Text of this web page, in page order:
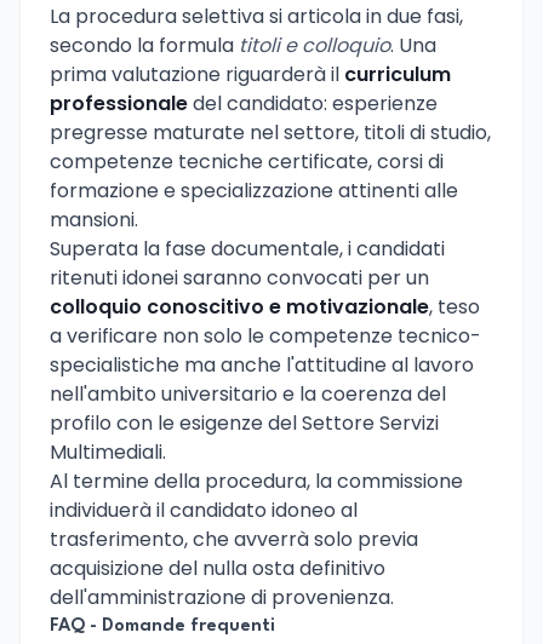
La procedura selettiva si articola in due fasi,
secondo la formula titoli e colloquio. Una
prima valutazione riguarderà il curriculum
professionaledel candidato: esperienze
pregresse maturate nel settore, titoli di studio,
competenze tecniche certificate, corsi di
formazione e specializzazione attinenti alle
mansioni.
Superata la fase documentale, i candidati
ritenuti idonei saranno convocati per un
colloquio conoscitivo e motivazionale, teso
a verificare non solo le competenze tecnico-
specialistiche ma anche l'attitudine al lavoro
nell'ambito universitario e la coerenza del
profilo con le esigenze del Settore Servizi
Multimediali.
Al termine della procedura, la commissione
individuerà il candidato idoneo al
trasferimento, che avverrà solo previa
acquisizione del nulla osta definitivo
dell'amministrazione di provenienza.
FAQ - Domande frequenti